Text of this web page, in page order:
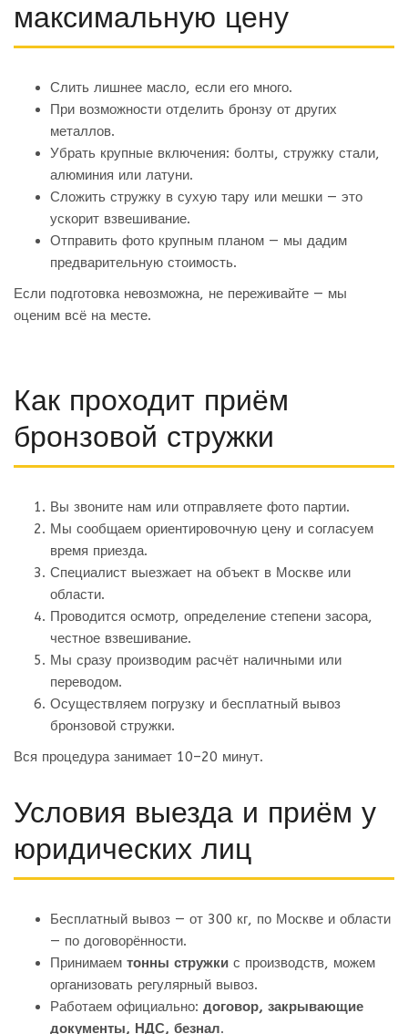
максимальную цену
Слить лишнее масло, если его много.
При возможности отделить бронзу от других
металлов.
Убрать крупные включения: болты, стружку стали,
алюминия или латуни.
Сложить стружку в сухую тару или мешки — это
ускорит взвешивание.
Отправить фото крупным планом — мы дадим
предварительную стоимость.
Если подготовка невозможна, не переживайте — мы
оценим всё на месте.
Как проходит приём
бронзовой стружки
Вы звоните нам или отправляете фото партии.
Мы сообщаем ориентировочную цену и согласуем
время приезда.
Специалист выезжает на объект в Москве или
области.
Проводится осмотр, определение степени засора,
честное взвешивание.
Мы сразу производим расчёт наличными или
переводом.
Осуществляем погрузку и бесплатный вывоз
бронзовой стружки.
Вся процедура занимает 10–20 минут.
Условия выезда и приём у
юридических лиц
Бесплатный вывоз — от 300 кг, по Москве и области
— по договорённости.
Принимаем тонны стружки с производств, можем
организовать регулярный вывоз.
Работаем официально: договор, закрывающие
документы, НДС, безнал.